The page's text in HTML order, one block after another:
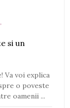
si un
Va voi explica
o poveste
oamenii ...